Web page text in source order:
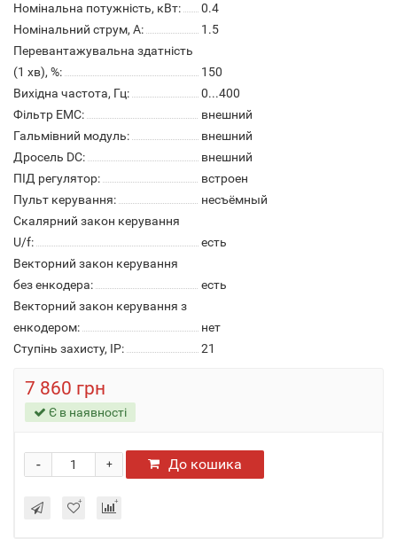
Номінальна потужність, кВт:
0.4
Номінальний струм, А:
1.5
Перевантажувальна здатність
(1 хв), %:
150
Вихідна частота, Гц:
0...400
Фільтр ЕМС:
внешний
Гальмівний модуль:
внешний
Дросель DC:
внешний
ПІД регулятор:
встроен
Пульт керування:
несъёмный
Скалярний закон керування
U/f:
есть
Векторний закон керування
без енкодера:
есть
Векторний закон керування з
енкодером:
нет
Ступінь захисту, IP:
21
7 860 грн
Є в наявності
+
- До кошика